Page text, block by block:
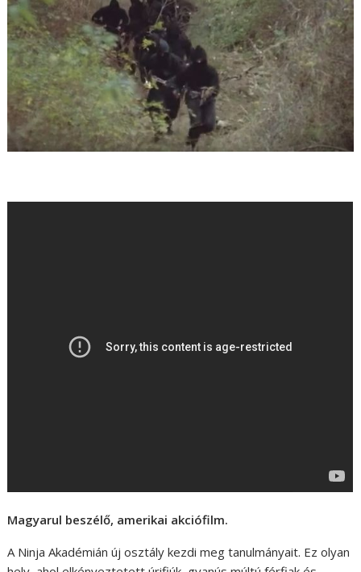
Magyarul beszélő, amerikai akciófilm.
A Ninja Akadémián új osztály kezdi meg tanulmányait. Ez olyan